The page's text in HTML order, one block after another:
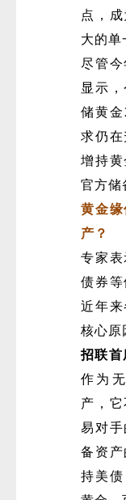
点，
大的单
尽管
显示
储黄
求仍
增持
官方储
黄金
产？
专家
债券
近年
核心原
招联首
作为
产，
易对
备资
持美